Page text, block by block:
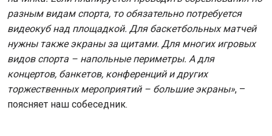
разным видам спорта, то обязательно потребуется
видеокуб над площадкой. Для баскетбольных матчей
нужны также экраны за щитами. Для многих игровых
видов спорта – напольные периметры. А для
концертов, банкетов, конференций и других
торжественных мероприятий – большие экраны», –
поясняет наш собеседник.